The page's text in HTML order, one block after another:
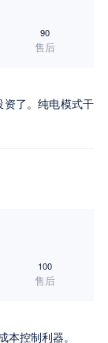
90
售后
了。纯电模式干
100
售后
控制利器。